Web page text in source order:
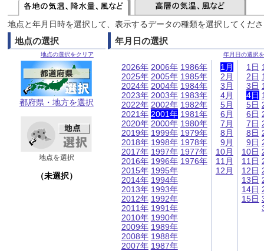
地点と年月日時を選択して、表示するデータの種類を選択してくだ
地点の選択
地点の選択をクリア
都府県・地方を選択
地点を選択
（未選択）
年月日の選択
年月日の選択
2026年
2025年
2024年
2023年
2022年
2021年
2020年
2019年
2018年
2017年
2016年
2015年
2014年
2013年
2012年
2011年
2010年
2009年
2008年
2007年
2006年
2005年
2004年
2003年
2002年
2001年
2000年
1999年
1998年
1997年
1996年
1995年
1994年
1993年
1992年
1991年
1990年
1989年
1988年
1987年
1986年
1985年
1984年
1983年
1982年
1981年
1980年
1979年
1978年
1977年
1976年
1月
2月
3月
4月
5月
6月
7月
8月
9月
10月
11月
12月
1日
2日
3日
4日
5日
6日
7日
8日
9日
10日
11日
12日
13日
14日
15日